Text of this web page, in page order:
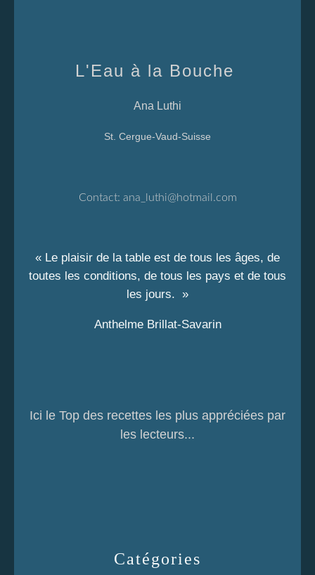
Catégories
L'Eau à la Bouche
Ana Luthi
St. Cergue-Vaud-Suisse
Contact: ana_luthi@hotmail.com
« Le plaisir de la table est de tous les âges, de
toutes les conditions, de tous les pays et de tous
les jours. »
Anthelme Brillat-Savarin
Ici le Top des recettes les plus appréciées par
les lecteurs...